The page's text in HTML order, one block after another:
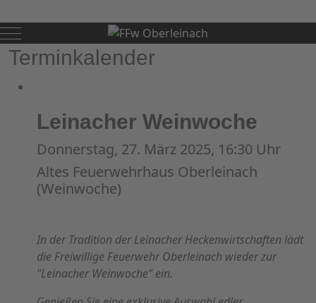
Mobile Menu Toggle
Terminkalender
Leinacher Weinwoche
Donnerstag, 27. März 2025, 16:30 Uhr
Altes Feuerwehrhaus Oberleinach
(Weinwoche)
In der Tradition der Leinacher Heckenwirtschaften lädt
die Freiwillige Feuerwehr Oberleinach wieder zur
"Leinacher Weinwoche" ein.